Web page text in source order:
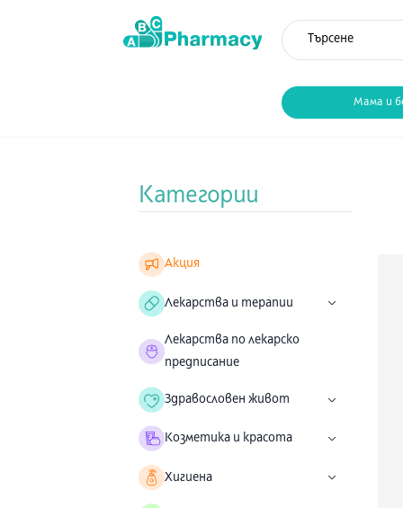
Мама и
Категории
Акция
Лекарства и терапии
Лекарства по лекарско
предписание
Здравословен живот
Козметика и красота
Хигиена